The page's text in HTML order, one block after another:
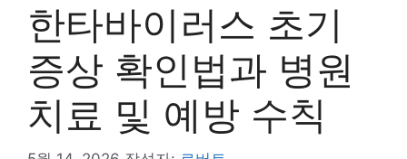
한타바이러스 초기
증상 확인법과 병원
치료 및 예방 수칙